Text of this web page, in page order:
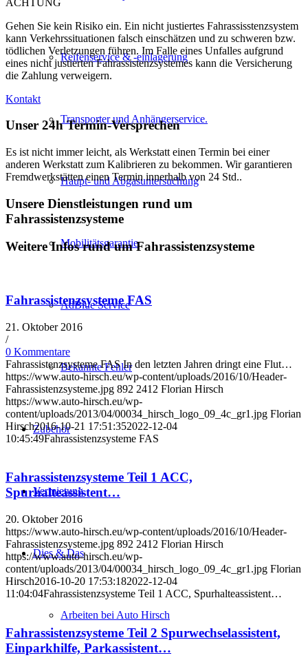
Reifenservice & -einlagerung
Transporter und Anhängerservice.
Haupt- und Abgasuntersuchung
Mobilitätsgarantie
AdBlue Service
Bekannte Fehler
Zubehör
Vermietung
Dies & Das
Arbeiten bei Auto Hirsch
Gehen Sie kein Risiko ein. Ein nicht justiertes Fahrassisstenzsystem
kann Verkehrssituationen falsch einschätzen und zu schweren bzw.
tödlichen Verletzungen führen. Im Falle eines Unfalles aufgrund
eines nicht justierten Fahrassistenzsystemes kann die Versicherung
die Zahlung verweigern.
Kontakt
Unser 24h Termin-Versprechen
Es ist nicht immer leicht, als Werkstatt einen Termin bei einer
anderen Werkstatt zum Kalibrieren zu bekommen. Wir garantieren
Fremdwerkstätten einen Termin innerhalb von 24 Std..
Unsere Dienstleistungen rund um
Fahrassistenzsysteme
Weitere Infos rund um Fahrassistenzsysteme
Fahrassistenzsysteme FAS
21. Oktober 2016
/
0 Kommentare
Fahrassistenzsysteme FAS In den letzten Jahren dringt eine Flut…
https://www.auto-hirsch.eu/wp-content/uploads/2016/10/Header-
Fahrassistenzsysteme.jpg 892 2412 Florian Hirsch
https://www.auto-hirsch.eu/wp-
content/uploads/2013/04/00034_hirsch_logo_09_4c_gr1.jpg Florian
Hirsch2016-10-21 17:51:352022-12-04
10:45:49Fahrassistenzsysteme FAS
Fahrassistenzsysteme Teil 1 ACC,
Spurhalteassistent…
20. Oktober 2016
https://www.auto-hirsch.eu/wp-content/uploads/2016/10/Header-
Fahrassistenzsysteme.jpg 892 2412 Florian Hirsch
https://www.auto-hirsch.eu/wp-
content/uploads/2013/04/00034_hirsch_logo_09_4c_gr1.jpg Florian
Hirsch2016-10-20 17:53:182022-12-04
11:04:04Fahrassistenzsysteme Teil 1 ACC, Spurhalteassistent…
Fahrassistenzsysteme Teil 2 Spurwechselassistent,
Einparkhilfe, Parkassistent…